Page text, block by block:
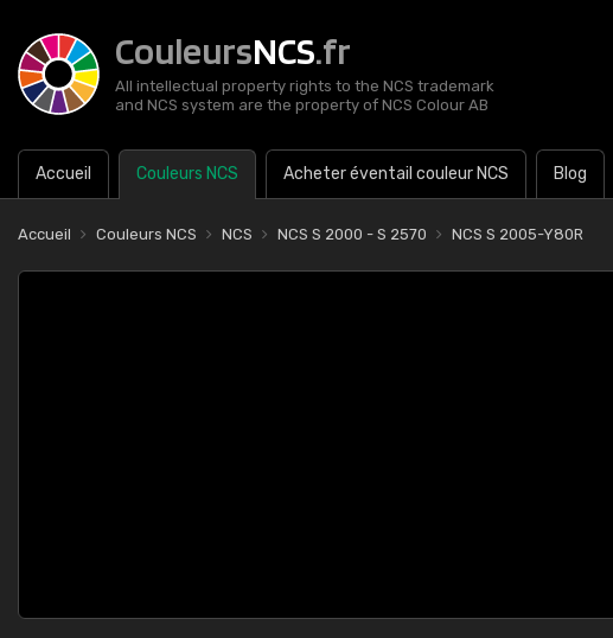
CouleursNCS.fr
All intellectual property rights to the NCS trademark
and NCS system are the property of NCS Colour AB
Accueil Couleurs NCS Acheter éventail couleur NCS Blog
Accueil Couleurs NCS NCS NCS S 2000 - S 2570 NCS S 2005-Y80R